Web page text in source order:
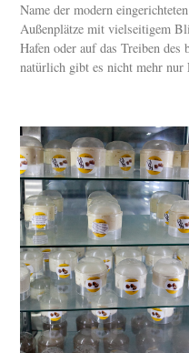
Name der modern
Außenplätze mit vielseitigem
Hafen oder auf das Treiben des
natürlich gibt es nicht mehr nur